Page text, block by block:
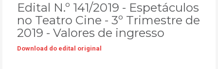
Edital N.º 141/2019 - Espetáculos
no Teatro Cine - 3º Trimestre de
2019 - Valores de ingresso
Download do edital original